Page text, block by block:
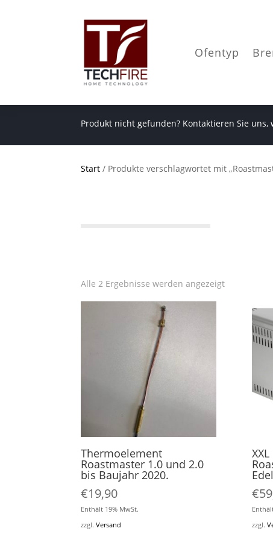
Ofentyp
Produkt nicht gefunden? Kontaktieren Sie
Start / Produkte verschlagwortet mit
Alle 2 Ergebnisse werden angezeigt
Thermoelement
Roastmaster 1.0 und 2.0
bis Baujahr 2020.
€19,90
Enthält 19% MwSt.
zzgl.Versand
€
zzgl.